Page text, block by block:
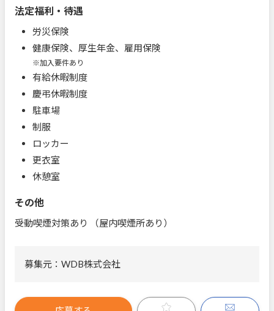
法定福利・待遇
労災保険
健康保険、厚生年金、雇用保険
※加入要件あり
有給休暇制度
慶弔休暇制度
駐車場
制服
ロッカー
更衣室
休憩室
その他
受動喫煙対策あり （屋内喫煙所あり）
募集元：WDB株式会社